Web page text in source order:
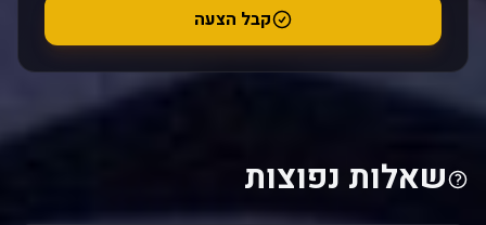
קבל הצעה
שאלות נפוצות